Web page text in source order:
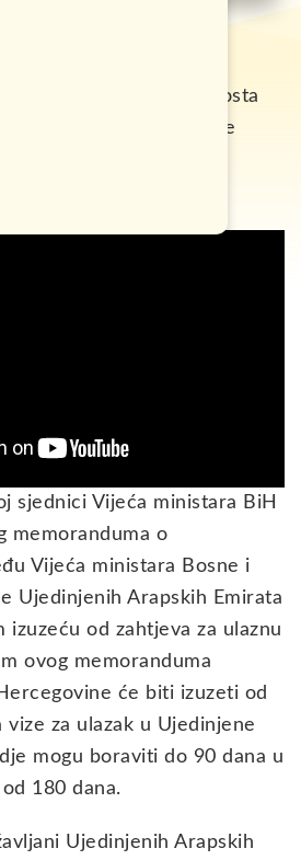
nekoliko mjeseci bilo dosta
za Ujedinjene Arapske
Bosne i Hercegovine,
sjednici Vijeća ministara BiH
memoranduma o
Vijeća ministara Bosne i
Ujedinjenih Arapskih Emirata
izuzeću od zahtjeva za ulaznu
ovog memoranduma
će biti izuzeti od
za ulazak u Ujedinjene
mogu boraviti do 90 dana u
180 dana.
Ujedinjenih Arapskih